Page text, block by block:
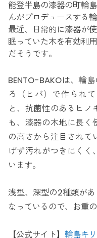
能登半島の漆器の町輪
んがプロデュースする
最近、日常的に漆器が
眠っていた木を有効利
だそうです。
BENTO-BAKOは、輪
ろ（ヒバ）で作られ
と、抗菌性のあるヒノ
も、漆器の木地に長く
の高さから注目されて
げず汚れがつきにくく
います。
浅型、深型の2種類が
なっているので、お重
【公式サイト】輪島キ